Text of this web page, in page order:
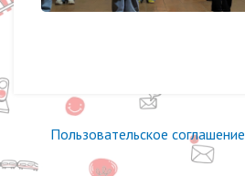
Пользовательское соглашение